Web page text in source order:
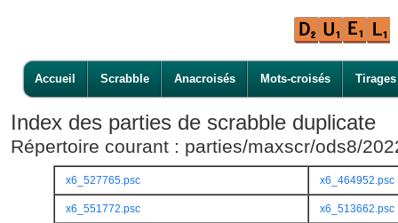
Accueil Scrabble Anacroisés Mots-croisés Tirages
Index des parties de scrabble duplicate
Répertoire courant : parties/maxscr/ods8/
x6_527765.psc x6_464952.psc
x6_551772.psc x6_513662.psc